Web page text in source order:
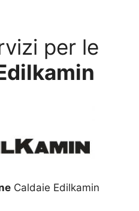
per le
Caldaie Edilkamin